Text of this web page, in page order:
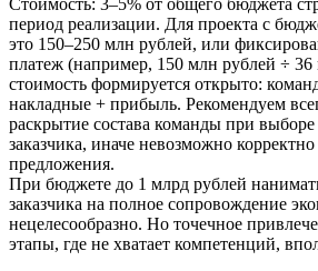
Стоимость: 3–5% от общего бюджета
период реализации. Для проекта с
это 150–250 млн рублей, или
платеж (например, 150 млн рублей ÷
стоимость формируется открыто:
накладные + прибыль. Рекомендуем
раскрытие состава команды при выборе
заказчика, иначе невозможно
предложения.
При бюджете до 1 млрд рублей
заказчика на полное сопровождение
нецелесообразно. Но точечное
этапы, где не хватает компетенций,